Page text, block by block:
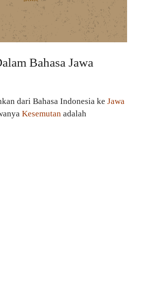
Bahasa Jawa
dari Bahasa Indonesia ke Jawa
Kesemutan adalah